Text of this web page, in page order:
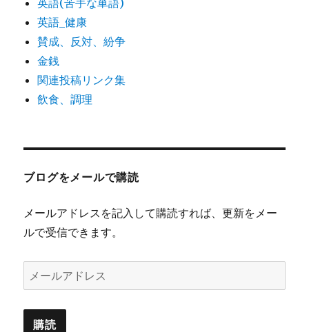
英語(苦手な単語)
英語_健康
賛成、反対、紛争
金銭
関連投稿リンク集
飲食、調理
ブログをメールで購読
メールアドレスを記入して購読すれば、更新をメー
ルで受信できます。
メ
ー
ル
ア